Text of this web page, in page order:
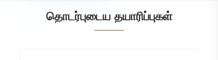
தொடர்புடைய தயாரிப்புகள்